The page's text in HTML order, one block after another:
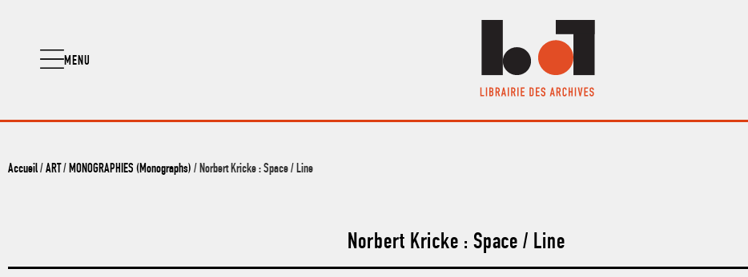
MENU
Accueil/ ART / MONOGRAPHIES (Monographs) / Norbert Kricke : Space / Line
Norbert Kricke : Space / Line